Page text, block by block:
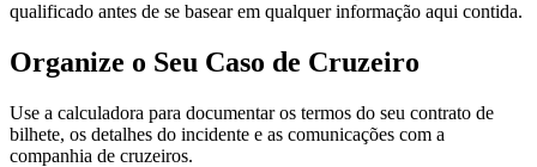
qualificado antes de se basear em qualquer informação aqui contida.
Organize o Seu Caso de Cruzeiro
Use a calculadora para documentar os termos do seu contrato de
bilhete, os detalhes do incidente e as comunicações com a
companhia de cruzeiros.